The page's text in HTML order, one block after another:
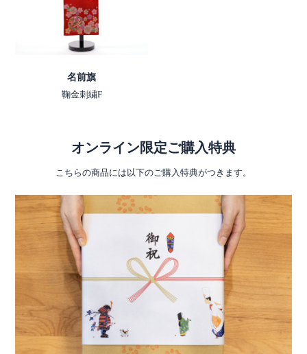
名前旗
鞠金刺繍F
オンライン限定ご購入特典
こちらの商品には以下のご購入特典がつきます。